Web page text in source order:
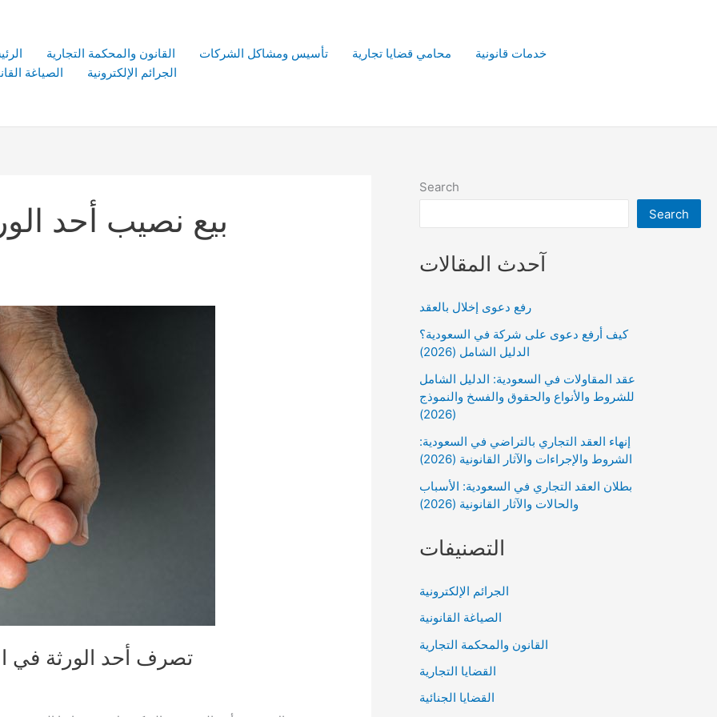
القانون والمحكمة التجارية تأسيس ومشاكل الشركات محامي قضايا تجارية
خدمات قانونية
الصياغة
الجرائم الإلكترونية
بيع نصيب أحد
تصرف أحد الورثة في
Search
Search
آحدث المقالات
رفع دعوى إخلال بالعقد
كيف أرفع دعوى على شركة في السعودية؟
الدليل الشامل (2026)
عقد المقاولات في السعودية: الدليل الشامل
للشروط والأنواع والحقوق والفسخ والنموذج
(2026)
إنهاء العقد التجاري بالتراضي في السعودية:
الشروط والإجراءات والآثار القانونية (2026)
بطلان العقد التجاري في السعودية: الأسباب
والحالات والآثار القانونية (2026)
التصنيفات
الجرائم الإلكترونية
الصياغة القانونية
القانون والمحكمة التجارية
القضايا التجارية
القضايا الجنائية